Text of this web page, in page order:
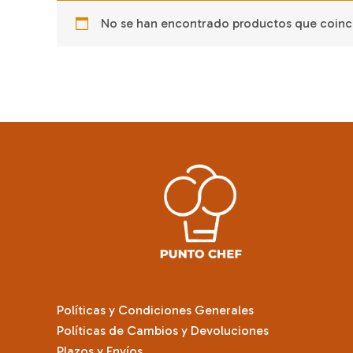
No se han encontrado productos que
Políticas y Condiciones Generales
Políticas de Cambios y Devoluciones